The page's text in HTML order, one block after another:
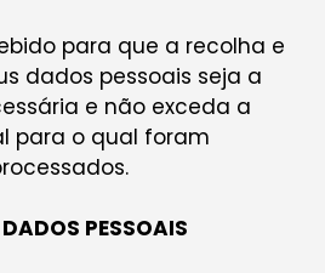
para que a recolha e
dados pessoais seja a
e não exceda a
para o qual foram
PESSOAIS